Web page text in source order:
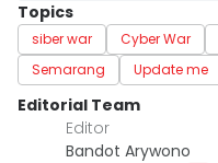
Topics
siber war Cyber War
Semarang
Update me
Editorial Team
Editor
Bandot Arywono